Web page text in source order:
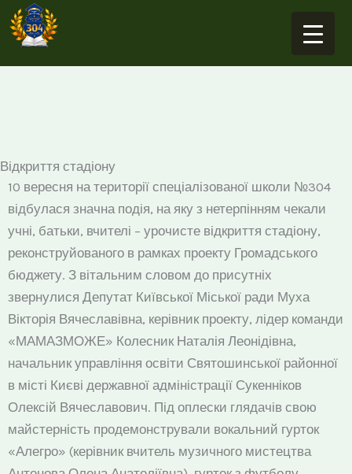
Перейти
до
Відкриття стадіону
10 вересня на території спеціалізованої школи №304
відбулася значна подія, на яку з нетерпінням чекали
учні, батьки, вчителі – урочисте відкриття стадіону,
реконструйованого в рамках проекту Громадського
бюджету. З вітальним словом до присутніх
звернулися Депутат Київської Міської ради Муха
Вікторія Вячеславівна, керівник проекту, лідер команди
«МАМАЗМОЖЕ» Колесник Наталія Леонідівна,
начальник управління освіти Святошинської районної
в місті Києві державної адміністрації Сукенніков
Олексій Вячеславович. Під оплески глядачів свою
майстерність продемонстрували вокальний гурток
«Алегро» (керівник вчитель музичного мистецтва